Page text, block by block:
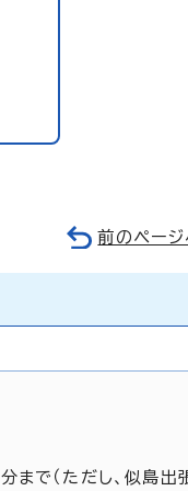
前のページ
で（ただし、似島